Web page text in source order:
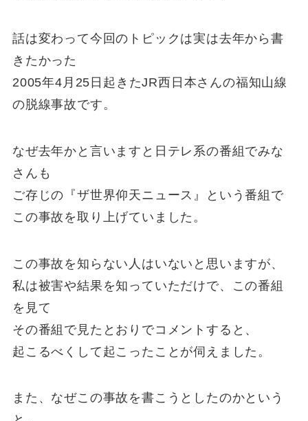
話は変わって今回のトピックは実は去年から書
きたかった
2005年4月25日起きたJR西日本さんの福知山線
の脱線事故です。
なぜ去年かと言いますと日テレ系の番組でみな
さんも
ご存じの『ザ世界仰天ニュース』という番組で
この事故を取り上げていました。
この事故を知らない人はいないと思いますが、
私は被害や結果を知っていただけで、この番組
を見て
その番組で見たとおりでコメントすると、
起こるべくして起こったことが伺えました。
また、なぜこの事故を書こうとしたのかという